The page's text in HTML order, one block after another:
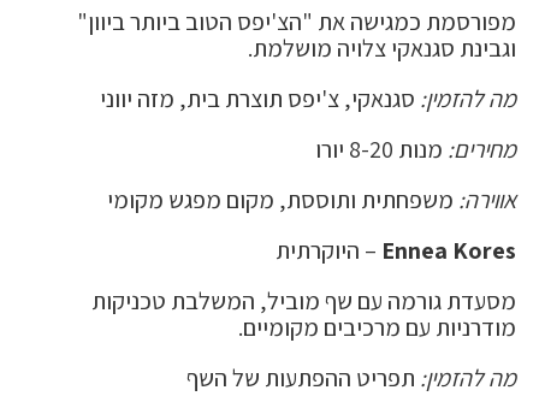
מפורסמת כמגישה את "הצ'יפס הטוב ביותר ביוון"
וגבינת סגנאקי צלויה מושלמת.
מה להזמין: סגנאקי, צ'יפס תוצרת בית, מזה יווני
מחירים: מנות 8-20 יורו
אווירה: משפחתית ותוססת, מקום מפגש מקומי
Ennea Kores – היוקרתית
מסעדת גורמה עם שף מוביל, המשלבת טכניקות
מודרניות עם מרכיבים מקומיים.
מה להזמין: תפריט ההפתעות של השף